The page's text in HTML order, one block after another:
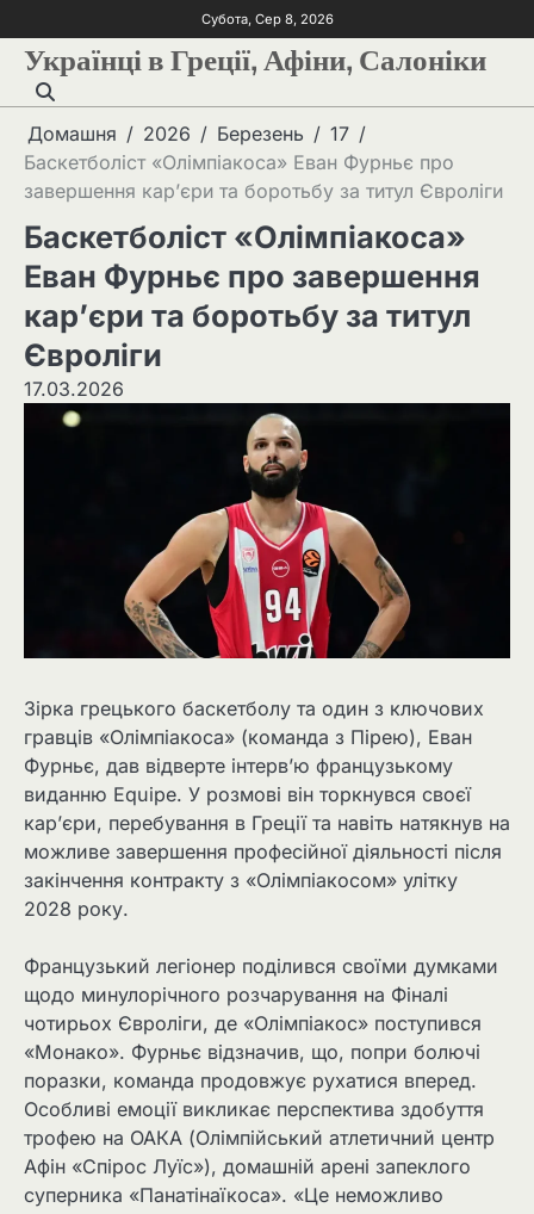
Субота, Сер 8, 2026
Українці в Греції, Афіни, Салоніки
Домашня 2026 Березень
17
Баскетболіст «Олімпіакоса» Еван Фурньє про
завершення кар’єри та боротьбу за титул Євроліги
Баскетболіст «Олімпіакоса»
Еван Фурньє про завершення
кар’єри та боротьбу за титул
Євроліги
17.03.2026
Зірка грецького баскетболу та один з ключових
гравців «Олімпіакоса» (команда з Пірею), Еван
Фурньє, дав відверте інтерв’ю французькому
виданню Equipe. У розмові він торкнувся своєї
кар’єри, перебування в Греції та навіть натякнув на
можливе завершення професійної діяльності після
закінчення контракту з «Олімпіакосом» улітку
2028 року.
Французький легіонер поділився своїми думками
щодо минулорічного розчарування на Фіналі
чотирьох Євроліги, де «Олімпіакос» поступився
«Монако». Фурньє відзначив, що, попри болючі
поразки, команда продовжує рухатися вперед.
Особливі емоції викликає перспектива здобуття
трофею на ОАКА (Олімпійський атлетичний центр
Афін «Спірос Луїс»), домашній арені запеклого
суперника «Панатінаїкоса». «Це неможливо